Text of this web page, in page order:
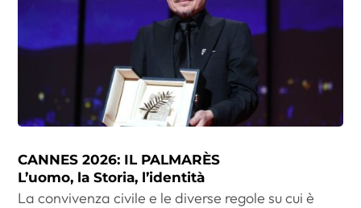
CANNES 2026: IL PALMARÈS
L’uomo, la Storia, l’identità
La convivenza civile e le diverse regole su cui è